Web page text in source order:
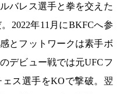
バレス選手と拳を交えた
2022年11月にBKFCへ参
とフットワークは素手ボ
デビュー戦では元UFCフ
ス選手をKOで撃破。翌